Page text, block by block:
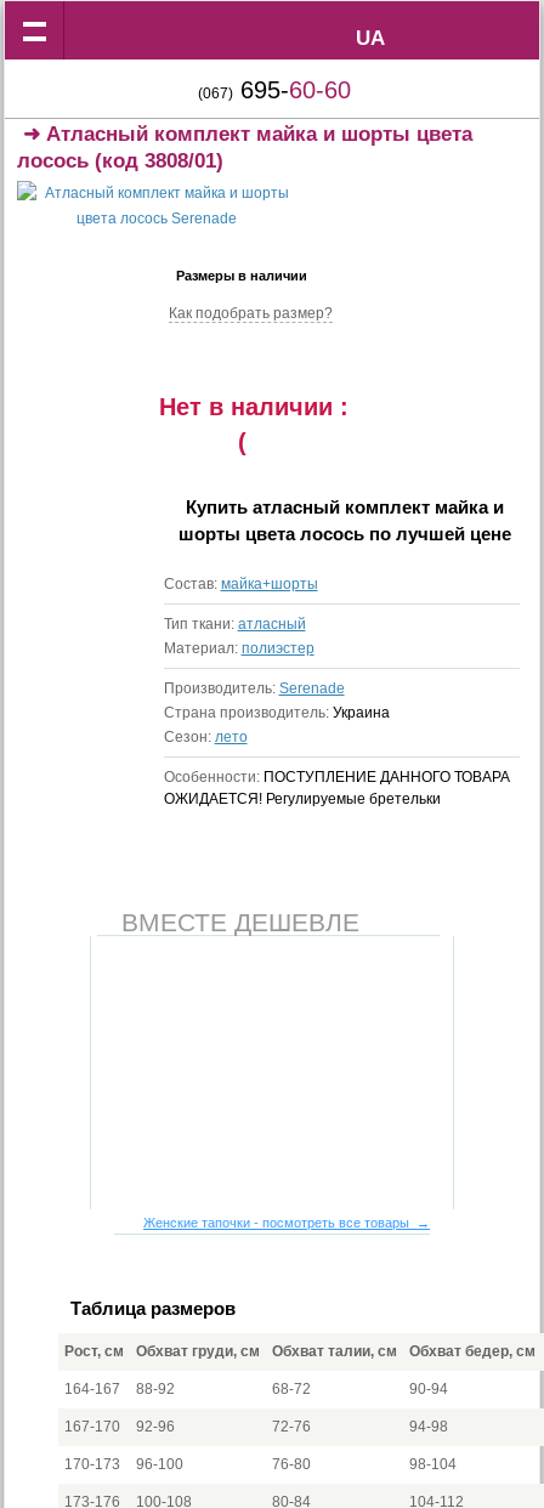
UA
UA
(067) 695-60-60
➜Атласный комплект майка и шорты цвета
лосось (код 3808/01)
Размеры в наличии
Как подобрать размер?
Нет в наличии :
(
Купить атласный комплект майка и
шорты цвета лососьпо лучшей цене
Состав: майка+шорты
Тип ткани: атласный
Материал: полиэстер
Производитель: Serenade
Страна производитель: Украина
Сезон: лето
Особенности: ПОСТУПЛЕНИЕ ДАННОГО ТОВАРА
ОЖИДАЕТСЯ! Регулируемые бретельки
ВМЕСТЕ ДЕШЕВЛЕ
Женские тапочки - посмотреть все товары →
Таблица размеров
Рост, см Обхват груди, см Обхват талии, см Обхват бедер, см
164-167 88-92 68-72 90-94
167-170 92-96 72-76 94-98
170-173 96-100 76-80 98-104
173-176 100-108 80-84 104-112